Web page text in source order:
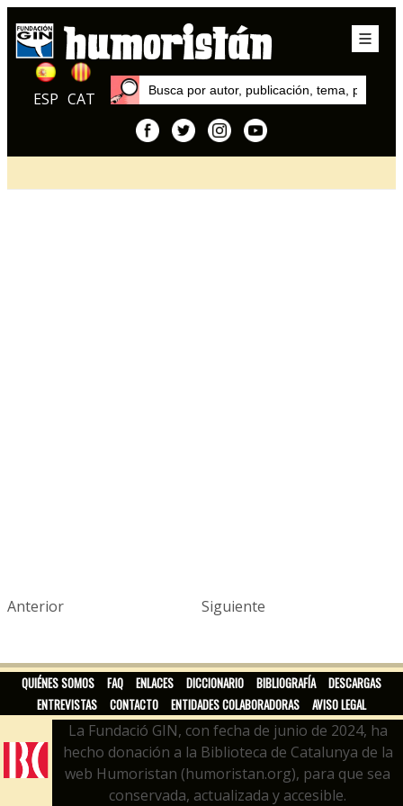
ESP CAT
Anterior Siguiente
QUIÉNES SOMOS FAQ ENLACES DICCIONARIO BIBLIOGRAFÍA
DESCARGAS
ENTREVISTAS
CONTACTO ENTIDADES COLABORADORAS AVISO LEGAL
La Fundació GIN, con fecha de junio de 2024, ha
hecho donación a la Biblioteca de Catalunya de la
web Humoristan (humoristan.org), para que sea
conservada, actualizada y accesible.